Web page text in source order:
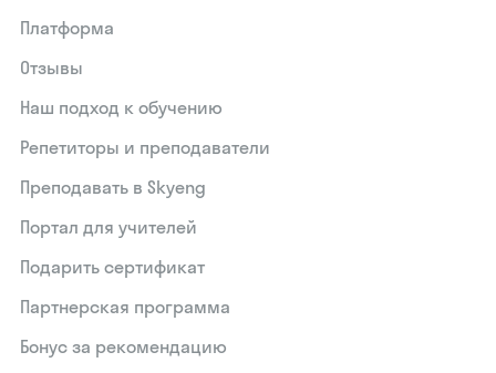
Платформа
Отзывы
Наш подход к обучению
Репетиторы и преподаватели
Преподавать в Skyeng
Портал для учителей
Подарить сертификат
Партнерская программа
Бонус за рекомендацию